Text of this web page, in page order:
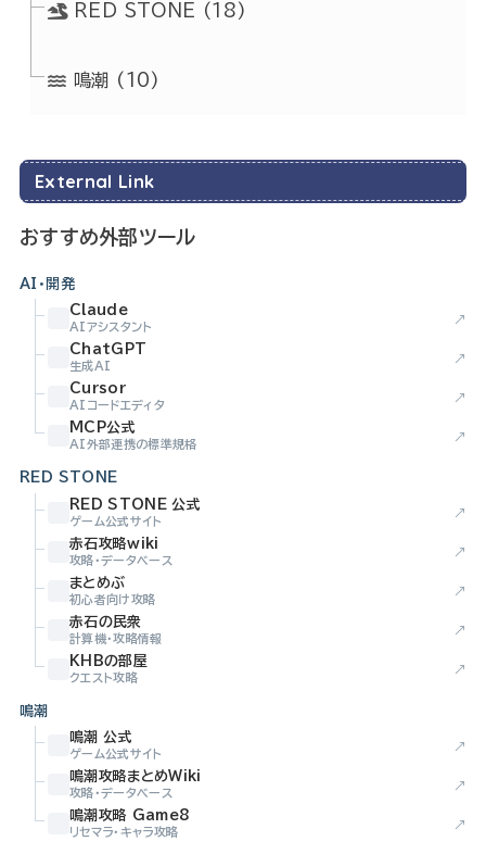
RED STONE (18)
鳴潮 (10)
External Link
おすすめ外部ツール
AI・開発
Claude
AIアシスタント
↗
ChatGPT
生成AI
↗
Cursor
AIコードエディタ
↗
MCP公式
AI外部連携の標準規格
↗
RED STONE
RED STONE 公式
ゲーム公式サイト
↗
赤石攻略wiki
攻略・データベース
↗
まとめぶ
初心者向け攻略
↗
赤石の民衆
計算機・攻略情報
↗
KHBの部屋
クエスト攻略
↗
鳴潮
鳴潮 公式
ゲーム公式サイト
↗
鳴潮攻略まとめWiki
攻略・データベース
↗
鳴潮攻略 Game8
リセマラ・キャラ攻略
↗